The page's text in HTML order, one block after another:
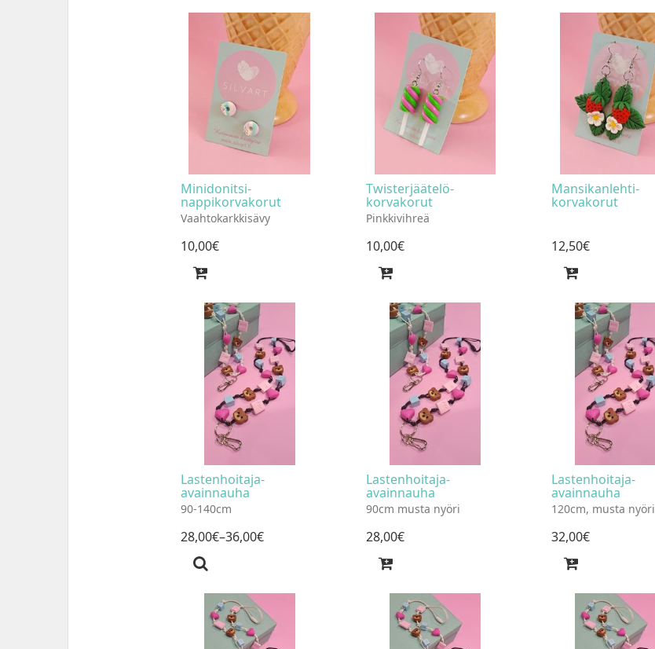
Minidonitsi-
nappikorvakorut
Vaahtokarkkisävy
10,00€
Twisterjäätelö-
korvakorut
Pinkkivihreä
10,00€
Mansikanlehti-
korvakorut
12,50€
Lastenhoitaja-
avainnauha
90-140cm
28,00€–36,00€
Lastenhoitaja-
avainnauha
90cm musta nyöri
28,00€
Lastenhoitaja-
avainnauha
120cm, musta nyöri
32,00€